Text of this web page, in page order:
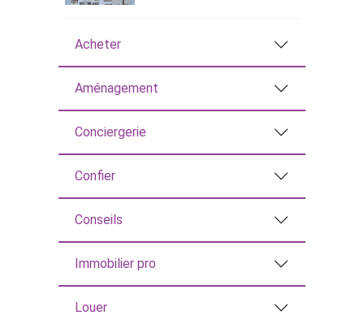
Acheter
Aménagement
Conciergerie
Confier
Conseils
Immobilier pro
Louer